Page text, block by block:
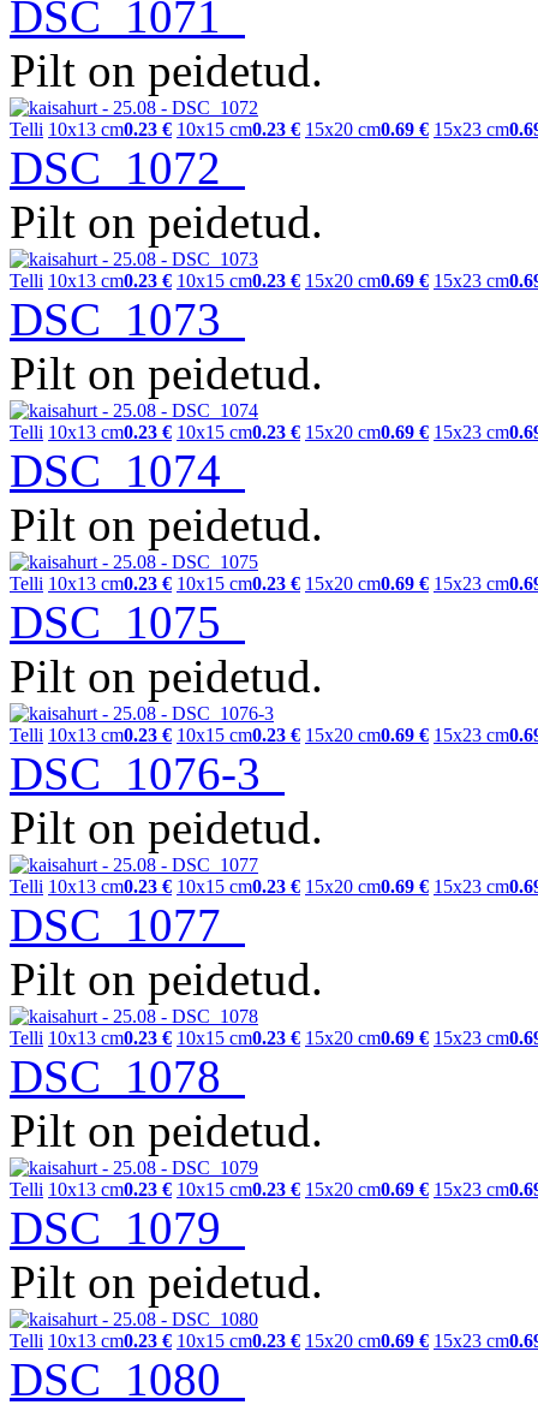
DSC_1071
Pilt on peidetud.
Telli 10x13 cm0.23 € 10x15 cm0.23 € 15x20 cm0.69 € 15x23 cm
DSC_1072
Pilt on peidetud.
Telli 10x13 cm0.23 € 10x15 cm0.23 € 15x20 cm0.69 € 15x23 cm
DSC_1073
Pilt on peidetud.
Telli 10x13 cm0.23 € 10x15 cm0.23 € 15x20 cm0.69 € 15x23 cm
DSC_1074
Pilt on peidetud.
Telli 10x13 cm0.23 € 10x15 cm0.23 € 15x20 cm0.69 € 15x23 cm
DSC_1075
Pilt on peidetud.
Telli 10x13 cm0.23 € 10x15 cm0.23 € 15x20 cm0.69 € 15x23 cm
DSC_1076-3
Pilt on peidetud.
Telli 10x13 cm0.23 € 10x15 cm0.23 € 15x20 cm0.69 € 15x23 cm
DSC_1077
Pilt on peidetud.
Telli 10x13 cm0.23 € 10x15 cm0.23 € 15x20 cm0.69 € 15x23 cm
DSC_1078
Pilt on peidetud.
Telli 10x13 cm0.23 € 10x15 cm0.23 € 15x20 cm0.69 € 15x23 cm
DSC_1079
Pilt on peidetud.
Telli 10x13 cm0.23 € 10x15 cm0.23 € 15x20 cm0.69 € 15x23 cm
DSC_1080